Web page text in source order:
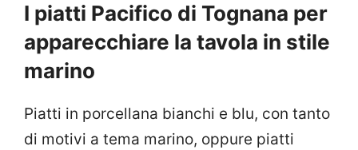
I piatti Pacifico di Tognana per
apparecchiare la tavola in stile
marino
Piatti in porcellana bianchi e blu, con tanto
di motivi a tema marino, oppure piatti